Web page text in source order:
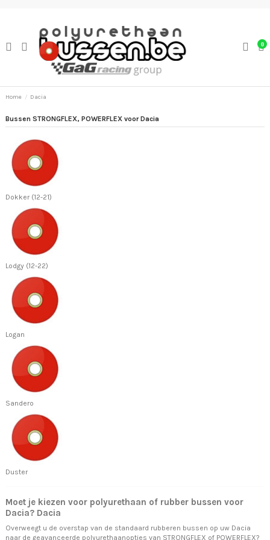
0
Home Dacia
Bussen STRONGFLEX, POWERFLEX voor Dacia
Dokker (12-21)
Lodgy (12-22)
Logan
Sandero
Duster
Moet je kiezen voor polyurethaan of rubber bussen voor
Dacia? Dacia
Overweegt u de overstap van de standaard rubberen bussen op uw Dacia
naar de geavanceerde polyurethaanopties van STRONGFLEX of POWERFLEX?